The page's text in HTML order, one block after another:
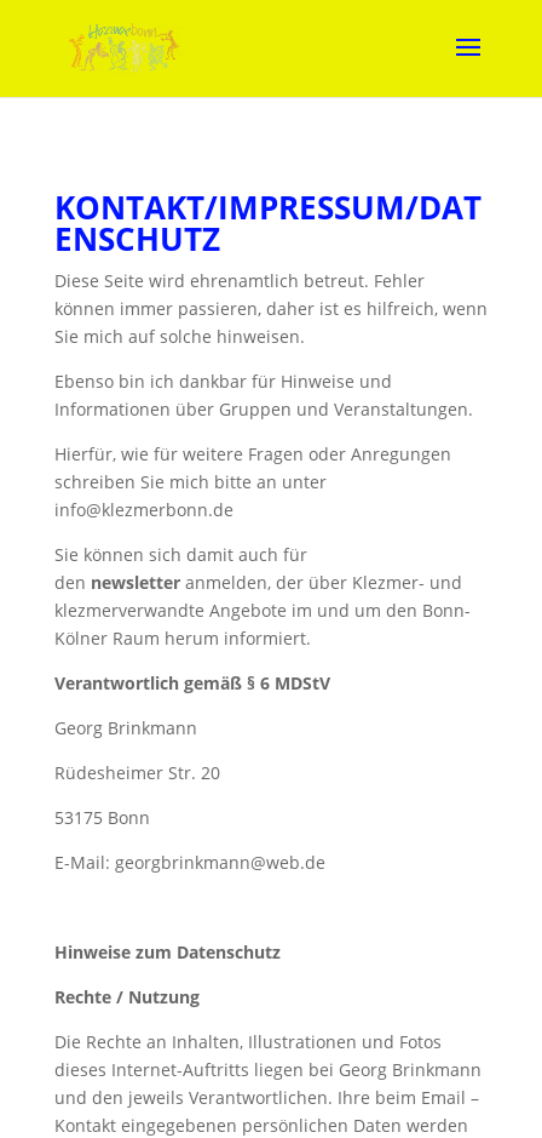
KONTAKT/IMPRESSUM/DAT
ENSCHUTZ
Diese Seite wird ehrenamtlich betreut. Fehler
können immer passieren, daher ist es hilfreich, wenn
Sie mich auf solche hinweisen.
Ebenso bin ich dankbar für Hinweise und
Informationen über Gruppen und Veranstaltungen.
Hierfür, wie für weitere Fragen oder Anregungen
schreiben Sie mich bitte an unter
info@klezmerbonn.de
Sie können sich damit auch für
den newsletteranmelden, der über Klezmer- und
klezmerverwandte Angebote im und um den Bonn-
Kölner Raum herum informiert.
Verantwortlich gemäß § 6 MDStV
Georg Brinkmann
Rüdesheimer Str. 20
53175 Bonn
E-Mail: georgbrinkmann@web.de
Hinweise zum Datenschutz
Rechte / Nutzung
Die Rechte an Inhalten, Illustrationen und Fotos
dieses Internet-Auftritts liegen bei Georg Brinkmann
und den jeweils Verantwortlichen. Ihre beim Email –
Kontakt eingegebenen persönlichen Daten werden